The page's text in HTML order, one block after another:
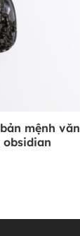
mệnh văn